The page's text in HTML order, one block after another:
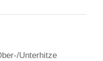
Unterhitze